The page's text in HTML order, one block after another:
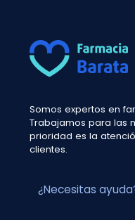
Somos expertos en
Trabajamos para las
prioridad es la
clientes.
¿Necesitas